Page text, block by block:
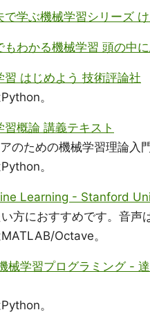
で学ぶ機械学習シリーズ
もわかる機械学習 頭の中
習 はじめよう 技術評論社
。
習概論 講義テキスト
のための機械学習理論入
。
Learning - Stanford
方におすすめです。音声
Octave。
械学習プログラミング -
。